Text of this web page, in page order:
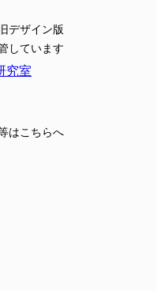
デザイン版
しています
究室
はこちらへ